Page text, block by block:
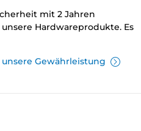
mit 2 Jahren
Hardwareprodukte. Es
Gewährleistung